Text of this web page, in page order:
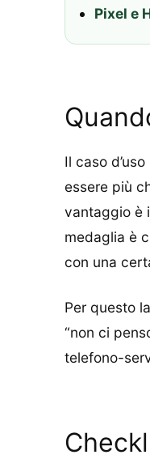
Pixel e
Il caso
essere più
vantaggio è
medaglia è
con una
Per questo
“non ci
telefono-